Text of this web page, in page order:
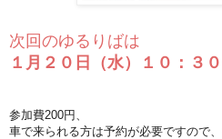
次回のゆるりばは
１月２０日（水）１０：３
参加費200円、
車で来られる方は予約が必要ですので